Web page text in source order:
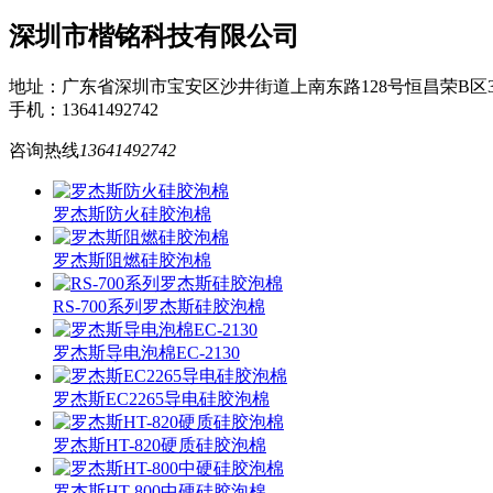
深圳市楷铭科技有限公司
地址：广东省深圳市宝安区沙井街道上南东路128号恒昌荣B区
手机：13641492742
咨询热线13641492742
罗杰斯防火硅胶泡棉
罗杰斯阻燃硅胶泡棉
RS-700系列罗杰斯硅胶泡棉
罗杰斯导电泡棉EC-2130
罗杰斯EC2265导电硅胶泡棉
罗杰斯HT-820硬质硅胶泡棉